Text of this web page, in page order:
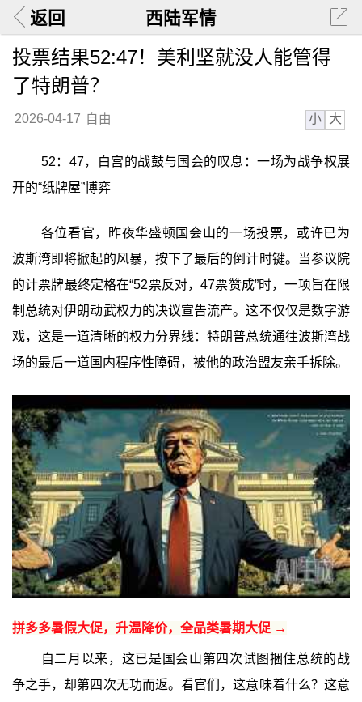
返回 西陆军情
投票结果52:47！美利坚就没人能管得
了特朗普？
2026-04-17 自由 小 大
52：47，白宫的战鼓与国会的叹息：一场为战争权展
开的“纸牌屋”博弈
各位看官，昨夜华盛顿国会山的一场投票，或许已为
波斯湾即将掀起的风暴，按下了最后的倒计时键。当参议院
的计票牌最终定格在“52票反对，47票赞成”时，一项旨在限
制总统对伊朗动武权力的决议宣告流产。这不仅仅是数字游
戏，这是一道清晰的权力分界线：特朗普总统通往波斯湾战
场的最后一道国内程序性障碍，被他的政治盟友亲手拆除。
拼多多暑假大促，升温降价，全品类暑期大促 →
自二月以来，这已是国会山第四次试图捆住总统的战
争之手，却第四次无功而返。看官们，这意味着什么？这意